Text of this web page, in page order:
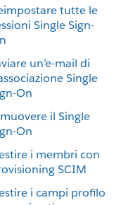
tutte le
Single Sign-
un’e-mail di
Single
On
il Single
On
i membri con
SCIM
i campi profilo